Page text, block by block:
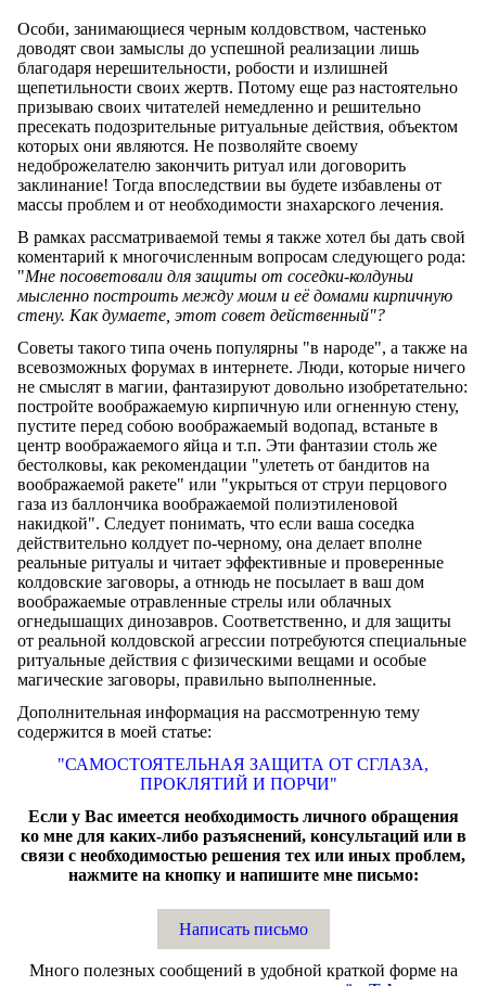
Особи, занимающиеся черным колдовством, частенько
доводят свои замыслы до успешной реализации лишь
благодаря нерешительности, робости и излишней
щепетильности своих жертв. Потому еще раз настоятельно
призываю своих читателей немедленно и решительно
пресекать подозрительные ритуальные действия, объектом
которых они являются. Не позволяйте своему
недоброжелателю закончить ритуал или договорить
заклинание! Тогда впоследствии вы будете избавлены от
массы проблем и от необходимости знахарского лечения.
В рамках рассматриваемой темы я также хотел бы дать свой
коментарий к многочисленным вопросам следующего рода:
"Мне посоветовали для защиты от соседки-колдуньи
мысленно построить между моим и её домами кирпичную
стену. Как думаете, этот совет действенный"?
Советы такого типа очень популярны "в народе", а также на
всевозможных форумах в интернете. Люди, которые ничего
не смыслят в магии, фантазируют довольно изобретательно:
постройте воображаемую кирпичную или огненную стену,
пустите перед собою воображаемый водопад, встаньте в
центр воображаемого яйца и т.п. Эти фантазии столь же
бестолковы, как рекомендации "улететь от бандитов на
воображаемой ракете" или "укрыться от струи перцового
газа из баллончика воображаемой полиэтиленовой
накидкой". Следует понимать, что если ваша соседка
действительно колдует по-черному, она делает вполне
реальные ритуалы и читает эффективные и проверенные
колдовские заговоры, а отнюдь не посылает в ваш дом
воображаемые отравленные стрелы или облачных
огнедышащих динозавров. Соответственно, и для защиты
от реальной колдовской агрессии потребуются специальные
ритуальные действия с физическими вещами и особые
магические заговоры, правильно выполненные.
Дополнительная информация на рассмотренную тему
содержится в моей статье:
"САМОСТОЯТЕЛЬНАЯ ЗАЩИТА ОТ СГЛАЗА,
ПРОКЛЯТИЙ И ПОРЧИ"
Если у Вас имеется необходимость личного обращения
ко мне для каких-либо разъяснений, консультаций или в
связи с необходимостью решения тех или иных проблем,
нажмите на кнопку и напишите мне письмо:
Написать письмо
Много полезных сообщений в удобной краткой форме на